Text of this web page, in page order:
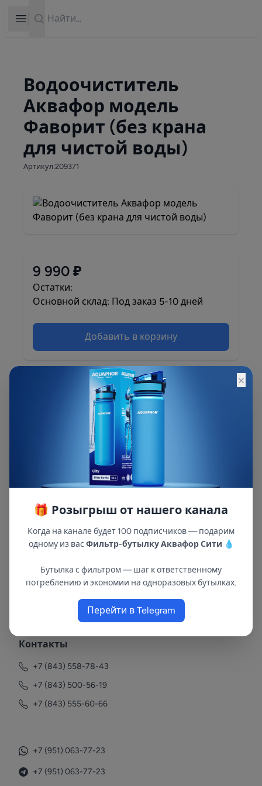
Open sidebar
Водоочиститель
Аквафор модель
Фаворит (без крана
для чистой воды)
Артикул:209371
9 990 ₽
Остатки:
Основной склад: Под заказ 5-10 дней
Добавить в корзину
К сожалению, товар снят с производства.
Рекомендуем обратить внимание на
аналогичный товар Фаворит ПРО.
с 2002 года.
Контакты
+7 (843) 558-78-43
+7 (843) 500-56-19
+7 (843) 555-60-66
+7 (951) 063-77-23
+7 (951) 063-77-23
×
🎁 Розыгрыш от нашего канала
Когда на канале будет 100 подписчиков — подарим
одному из вас Фильтр-бутылку Аквафор Сити 💧
Бутылка с фильтром — шаг к ответственному
потреблению и экономии на одноразовых бутылках.
Перейти в Telegram